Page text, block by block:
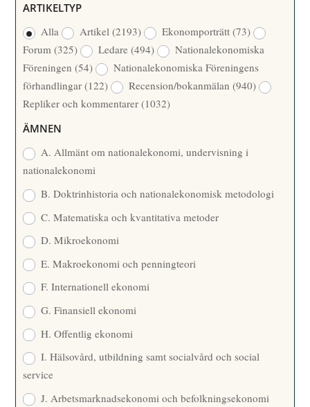
/
Å
R
R
F
A
T
T
A
R
ARTIKELTYP
Alla
Artikel(2193) Ekonomporträtt(73)
Forum(325) Ledare(494)
Nationalekonomiska
Föreningen(54)
Nationalekonomiska Föreningens
förhandlingar(122) Recension/bokanmälan(940)
Repliker och kommentarer(1032)
ÄMNEN
A. Allmänt om nationalekonomi, undervisning i
nationalekonomi
B. Doktrinhistoria och nationalekonomisk metodologi
C. Matematiska och kvantitativa metoder
D. Mikroekonomi
E. Makroekonomi och penningteori
F. Internationell ekonomi
G. Finansiell ekonomi
H. Offentlig ekonomi
I. Hälsovård, utbildning samt socialvård och social
service
J. Arbetsmarknadsekonomi och befolkningsekonomi